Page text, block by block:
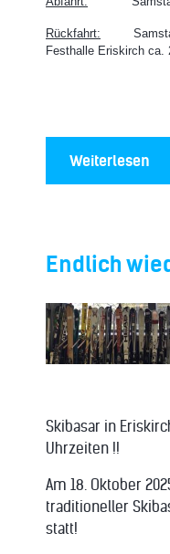
Rückfahrt:
Festhalle Eriskirch ca.
Weiterlesen
Endlich
Skibasar in
Uhrzeiten !!
Am 18. Oktober
traditioneller
statt!